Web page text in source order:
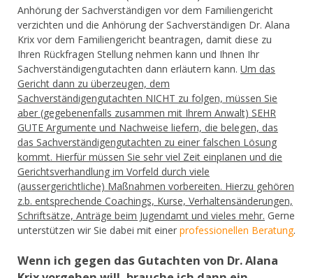
Anhörung der Sachverständigen vor dem Familiengericht
verzichten und die Anhörung der Sachverständigen Dr. Alana
Krix vor dem Familiengericht beantragen, damit diese zu
Ihren Rückfragen Stellung nehmen kann und Ihnen Ihr
Sachverständigengutachten dann erläutern kann. Um das
Gericht dann zu überzeugen, dem
Sachverständigengutachten NICHT zu folgen, müssen Sie
aber (gegebenenfalls zusammen mit Ihrem Anwalt) SEHR
GUTE Argumente und Nachweise liefern, die belegen, das
das Sachverständigengutachten zu einer falschen Lösung
kommt. Hierfür müssen Sie sehr viel Zeit einplanen und die
Gerichtsverhandlung im Vorfeld durch viele
(aussergerichtliche) Maßnahmen vorbereiten. Hierzu gehören
z.b. entsprechende Coachings, Kurse, Verhaltensänderungen,
Schriftsätze, Anträge beim Jugendamt und vieles mehr. Gerne
unterstützen wir Sie dabei mit einer professionellen Beratung.
Wenn ich gegen das Gutachten von Dr. Alana